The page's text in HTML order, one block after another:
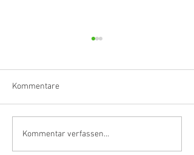
Klarinettistin, Tonmeisterin,
Grenzgängerin
Kommentare
Kommentar verfassen...